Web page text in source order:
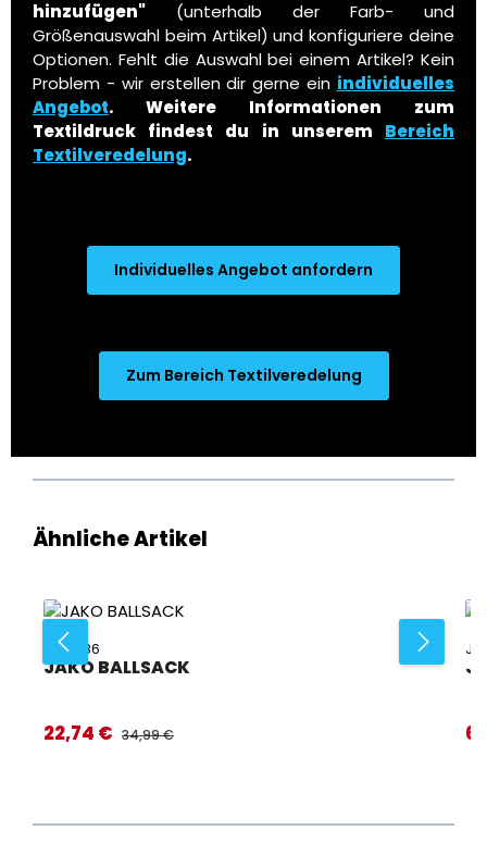
hinzufügen" (unterhalb der Farb- und
Größenauswahl beim Artikel) und konfiguriere deine
Optionen. Fehlt die Auswahl bei einem Artikel? Kein
Problem - wir erstellen dir gerne ein individuelles
Angebot. Weitere Informationen zum
Textildruck findest du in unserem
Bereich
Textilveredelung.
Individuelles Angebot anfordern
Zum Bereich Textilveredelung
Produktgalerie überspringen
Ähnliche Artikel
JA-2386
JAKO BALLSACK
Verkaufspreis:
22,74 € REGULÄRER PREIS:
34,99 €